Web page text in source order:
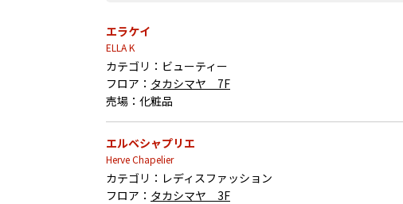
エラケイ
ELLA K
カテゴリ： ビューティー
フロア： タカシマヤ 7F
売場： 化粧品
エルベシャプリエ
Herve Chapelier
カテゴリ： レディスファッション
フロア： タカシマヤ 3F